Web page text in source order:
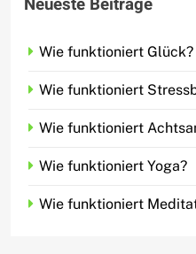
Wie funktioniert Glück?
Wie funktioniert
Wie funktioniert
Wie funktioniert Yoga?
Wie funktioniert